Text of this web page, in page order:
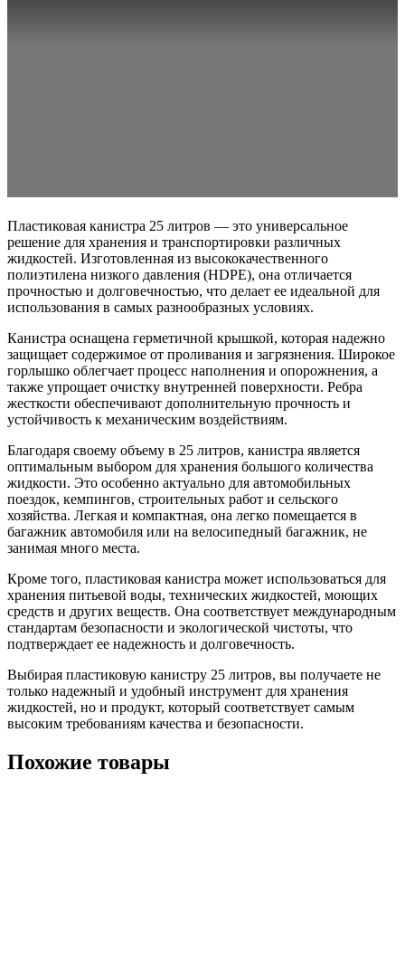
Пластиковая канистра 25 литров — это универсальное
решение для хранения и транспортировки различных
жидкостей. Изготовленная из высококачественного
полиэтилена низкого давления (HDPE), она отличается
прочностью и долговечностью, что делает ее идеальной для
использования в самых разнообразных условиях.
Канистра оснащена герметичной крышкой, которая надежно
защищает содержимое от проливания и загрязнения. Широкое
горлышко облегчает процесс наполнения и опорожнения, а
также упрощает очистку внутренней поверхности. Ребра
жесткости обеспечивают дополнительную прочность и
устойчивость к механическим воздействиям.
Благодаря своему объему в 25 литров, канистра является
оптимальным выбором для хранения большого количества
жидкости. Это особенно актуально для автомобильных
поездок, кемпингов, строительных работ и сельского
хозяйства. Легкая и компактная, она легко помещается в
багажник автомобиля или на велосипедный багажник, не
занимая много места.
Кроме того, пластиковая канистра может использоваться для
хранения питьевой воды, технических жидкостей, моющих
средств и других веществ. Она соответствует международным
стандартам безопасности и экологической чистоты, что
подтверждает ее надежность и долговечность.
Выбирая пластиковую канистру 25 литров, вы получаете не
только надежный и удобный инструмент для хранения
жидкостей, но и продукт, который соответствует самым
высоким требованиям качества и безопасности.
Похожие товары